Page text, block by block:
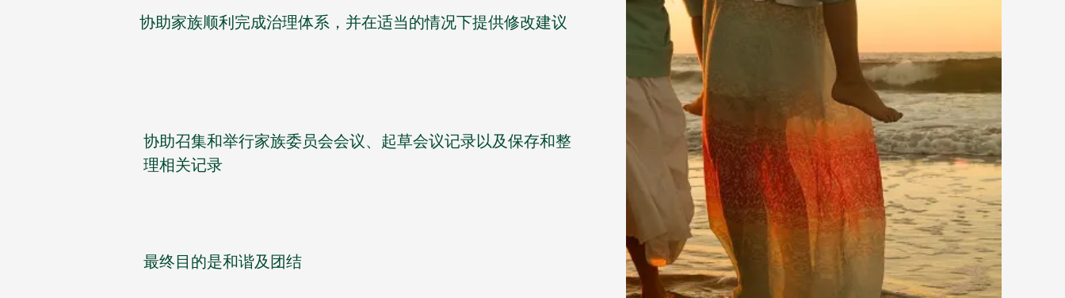
协助家族顺利完成治理体系，并在适当的情况下提供修改建议
协助召集和举行家族委员会会议、起草会议记录以及保存和整
理相关记录
最终目的是和谐及团结